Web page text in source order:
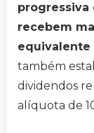
progressiva
recebem
equivalente
também
dividendos
alíquota de